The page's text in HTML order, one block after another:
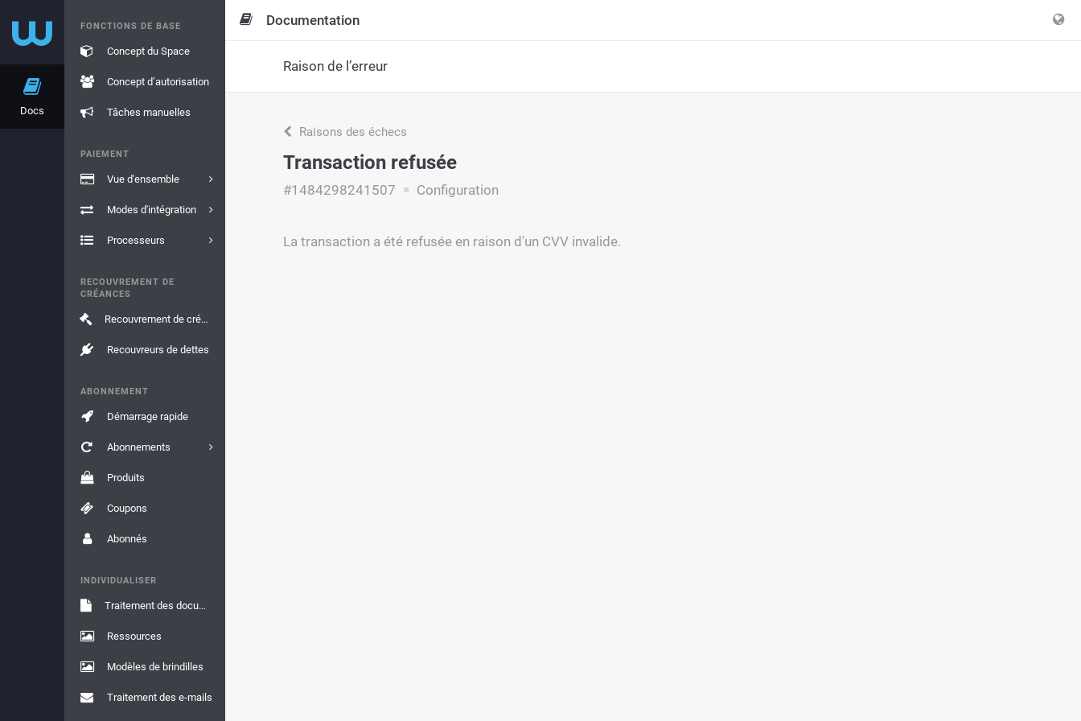
Docs
FONCTIONS DE BASE
Concept du Space
Concept d’autorisation
Tâches manuelles
PAIEMENT
Vue d'ensemble
Modes d'intégration
Processeurs
RECOUVREMENT DE
CRÉANCES
Recouvrement de créances
Recouvreurs de dettes
ABONNEMENT
Démarrage rapide
Abonnements
Produits
Coupons
Abonnés
INDIVIDUALISER
Traitement des documents
Ressources
Modèles de brindilles
Traitement des e-mails
Documentation
Raison de l’erreur
Raisons des échecs
Transaction refusée
#1484298241507 Configuration
La transaction a été refusée en raison d'un CVV invalide.